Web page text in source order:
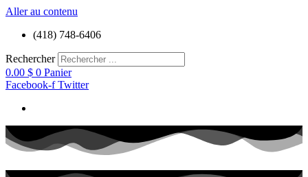
Aller au contenu
(418) 748-6406
Rechercher
0.00 $ 0 Panier
Facebook-f Twitter